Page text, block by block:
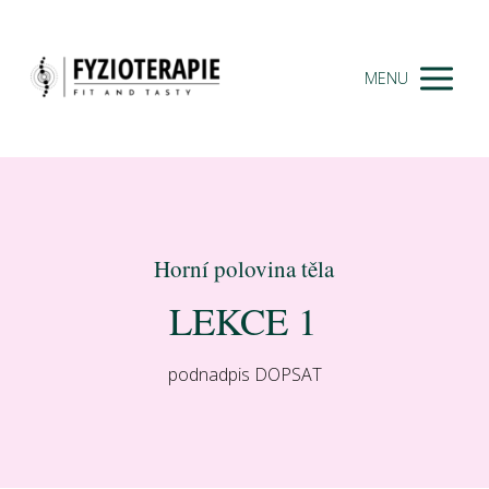
MENU
Horní polovina těla
LEKCE 1
podnadpis DOPSAT